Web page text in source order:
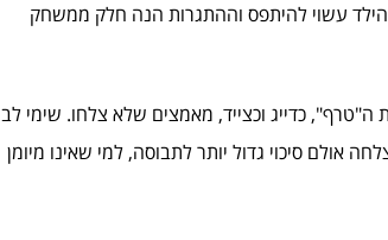
הילד עשוי להיתפס וההתגרות הנה חלק ממשחק
כדייג וכצייד, מאמצים שלא צלחו. שימי לב
אולם סיכוי גדול יותר לתבוסה, למי שאינו מיומן